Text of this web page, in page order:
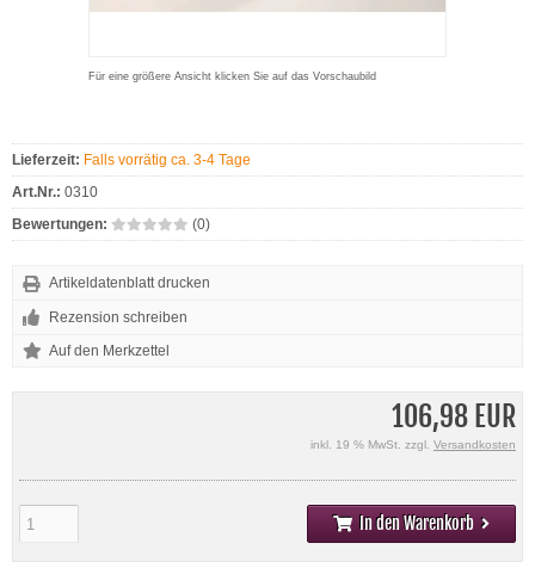
Für eine größere Ansicht klicken Sie auf das Vorschaubild
106,98 EUR
inkl. 19 % MwSt. zzgl. Versandkosten
In den Warenkorb
Lieferzeit: Falls vorrätig ca. 3-4 Tage
Art.Nr.: 0310
Bewertungen:
(0)
Artikeldatenblatt drucken
Rezension schreiben